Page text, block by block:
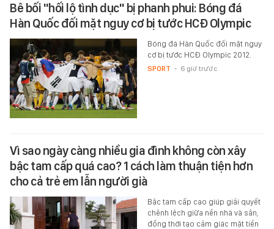
Bê bối "hối lộ tình dục" bị phanh phui: Bóng đá
Hàn Quốc đối mặt nguy cơ bị tước HCĐ Olympic
Bóng đá Hàn Quốc đối mặt nguy
cơ bị tước HCĐ Olympic 2012.
SPORT - 6 giờ trước
Vì sao ngày càng nhiều gia đình không còn xây
bậc tam cấp quá cao? 1 cách làm thuận tiện hơn
cho cả trẻ em lẫn người già
Bậc tam cấp cao giúp giải quyết
chênh lệch giữa nền nhà và sân,
đồng thời tạo cảm giác mặt tiền